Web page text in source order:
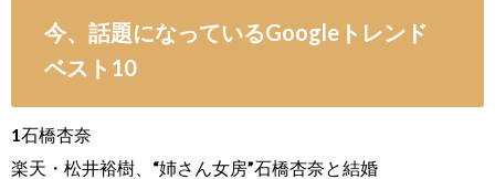
今、話題になっているGoogleトレンド
ベスト10
1石橋杏奈
楽天・松井裕樹、“姉さん女房”石橋杏奈と結婚